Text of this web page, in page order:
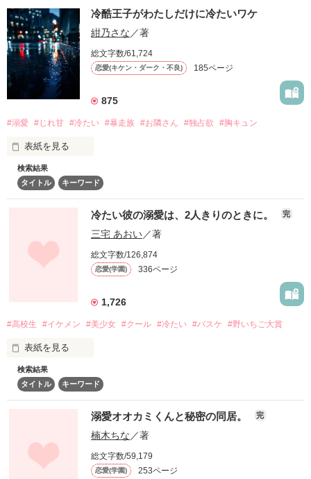
今井くんの隣で
今井くんをジーッと見つめていて
わかったことがたくさんある。
「クール男子の取扱説明書」
作品を読む
素敵な感想・レビューをありがとうございます！
◇2022.01.25 ブルーレーベルより書籍化◇
文庫版では加筆修正し、設定など大きく異なる部分がございま
す。サイト版は修正前のものです。
原題[シンデレラにはなれなくて。]
私は藤くんが大好きなんです。
読者数378名100万PV突破(2015.05.12)
読者数668名200万PV突破(2015.06.18)
読者数819名300万PV突破(2015.07.30)
読者数1104名500万PV突破(2015.11.09)
読者数1434名700万PV突破(2016.04.20)
読者数1585名800万PV突破(2016.09.27)
読者数1799名900万PV突破(2016.12.31)
読者数1966名1000万PV突破(2017.08.17)
そして、まさかの
ジャンル別ランキング
(2015.04.23〜10.23)
(2016.01.16〜02.10)
(2016.02.14〜05.02)
(2016.12.22〜2017.01.10)
素敵なレビュー
☆なゆすけ☆様
ﾟ＊.｡.＊ﾟ＊.｡.＊ﾟ＊.｡.＊ﾟ＊.｡.＊ﾟ
一途な女の子
沢城　恋羽
×
桐生　奏汰
【Kiryuu Kanata】
「なんで沢城さんに構ってあげなきゃいけないの？」
一度だって『好き』って言ってくれなかったよね
ねぇ、その子といて楽しい？
私といるより、楽しいのかな。
そんなあなたを見て、今から私は
【頑張って嫌いになります。】
冷酷王子がわたしだけに冷たいワケ
紺乃さな／著
総文字数/61,724
恋愛(キケン・ダーク・不良) 185ページ
875
#溺愛 #じれ甘 #冷たい #暴走族 #お隣さん #独占欲 #胸キュン
表紙を見る
「は、お前面白いね」
「これからよろしくね？お隣さん」
人気者で有名な凪くん。
一言で表すと、完璧人間。
無気力だけと、根は優しい(はず)の性格に
私が何回も告白して、
78回目の告白でやっと付き合えた。
検索結果
タイトル
キーワード
冷たい彼の溺愛は、2人きりのときに。 完
三宅 あおい／著
総文字数/126,874
恋愛(学園) 336ページ
1,726
#高校生 #イケメン #美少女 #クール #冷たい #バスケ #野いちご大賞
表紙を見る
学校一のイケメンは
誰よりも完璧で、誰よりも冷たい人。
女嫌いだし、ポーカーフェイスで
検索結果
タイトル
キーワード
溺愛オオカミくんと秘密の同居。 完
楠木ちな ／著
総文字数/59,179
恋愛(学園) 253ページ